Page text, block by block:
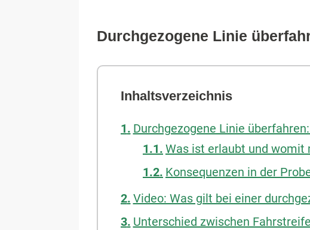
Durchgezogene Linie
Inhaltsverzeichnis
Durchgezogene Linie
Was ist erlaubt und womit
Konsequenzen in der
Video: Was gilt bei einer
Unterschied zwischen